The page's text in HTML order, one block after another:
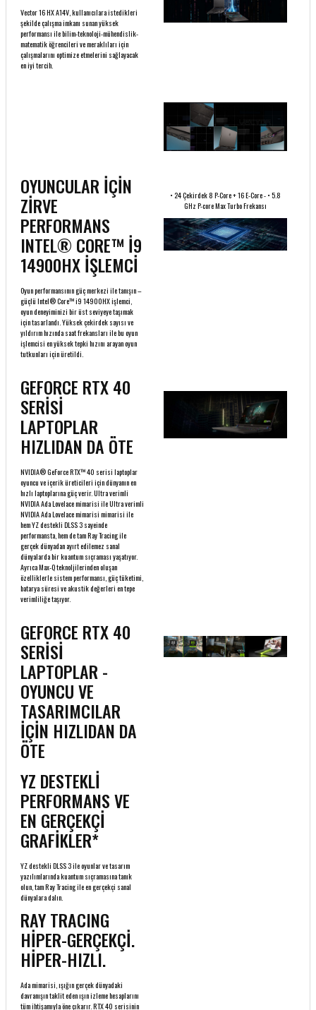
Vector 16 HX A14V, kullanıcılara istedikleri
şekilde çalışma imkanı sunan yüksek
performansı ile bilim-teknoloji-mühendislik-
matematik öğrencileri ve meraklıları için
çalışmalarını optimize etmelerini sağlayacak
en iyi tercih.
OYUNCULAR İÇİN
ZİRVE
PERFORMANS
INTEL® CORE™ İ9
14900HX İŞLEMCİ
Oyun performansının güç merkezi ile tanışın –
güçlü Intel® Core™ i9 14900HX işlemci,
oyun deneyiminizi bir üst seviyeye taşımak
için tasarlandı. Yüksek çekirdek sayısı ve
yıldırım hızında saat frekansları ile bu oyun
işlemcisi en yüksek tepki hızını arayan oyun
tutkunları için üretildi.
• 24 Çekirdek 8 P-Core + 16 E-Core - • 5.8
GHz P-core Max Turbo Frekansı
GEFORCE RTX 40
SERİSİ
LAPTOPLAR
HIZLIDAN DA ÖTE
NVIDIA® GeForce RTX™ 40 serisi laptoplar
oyuncu ve içerik üreticileri için dünyanın en
hızlı laptoplarına güç verir. Ultra verimli
NVIDIA Ada Lovelace mimarisi ile Ultra verimli
NVIDIA Ada Lovelace mimarisi mimarisi ile
hem YZ destekli DLSS 3 sayeinde
performansta, hem de tam Ray Tracing ile
gerçek dünyadan ayırt edilemez sanal
dünyalarda bir kuantum sıçraması yaşatıyor.
Ayrıca Max-Q teknoljilerinden oluşan
özelliklerle sistem performansı, güç tüketimi,
batarya süresi ve akustik değerleri en tepe
verimliliğe taşıyor.
GEFORCE RTX 40
SERİSİ
LAPTOPLAR -
OYUNCU VE
TASARIMCILAR
İÇİN HIZLIDAN DA
ÖTE
YZ DESTEKLİ
PERFORMANS VE
EN GERÇEKÇİ
GRAFİKLER*
YZ destekli DLSS 3 ile oyunlar ve tasarım
yazılımlarında kuantum sıçramasına tanık
olun, tam Ray Tracing ile en gerçekçi sanal
dünyalara dalın.
RAY TRACING
HİPER-GERÇEKÇİ.
HİPER-HIZLI.
Ada mimarisi, ışığın gerçek dünyadaki
davranışın taklit eden ışın izleme hesaplarını
tüm ihtişamıyla öne çıkarır. RTX 40 serisinin